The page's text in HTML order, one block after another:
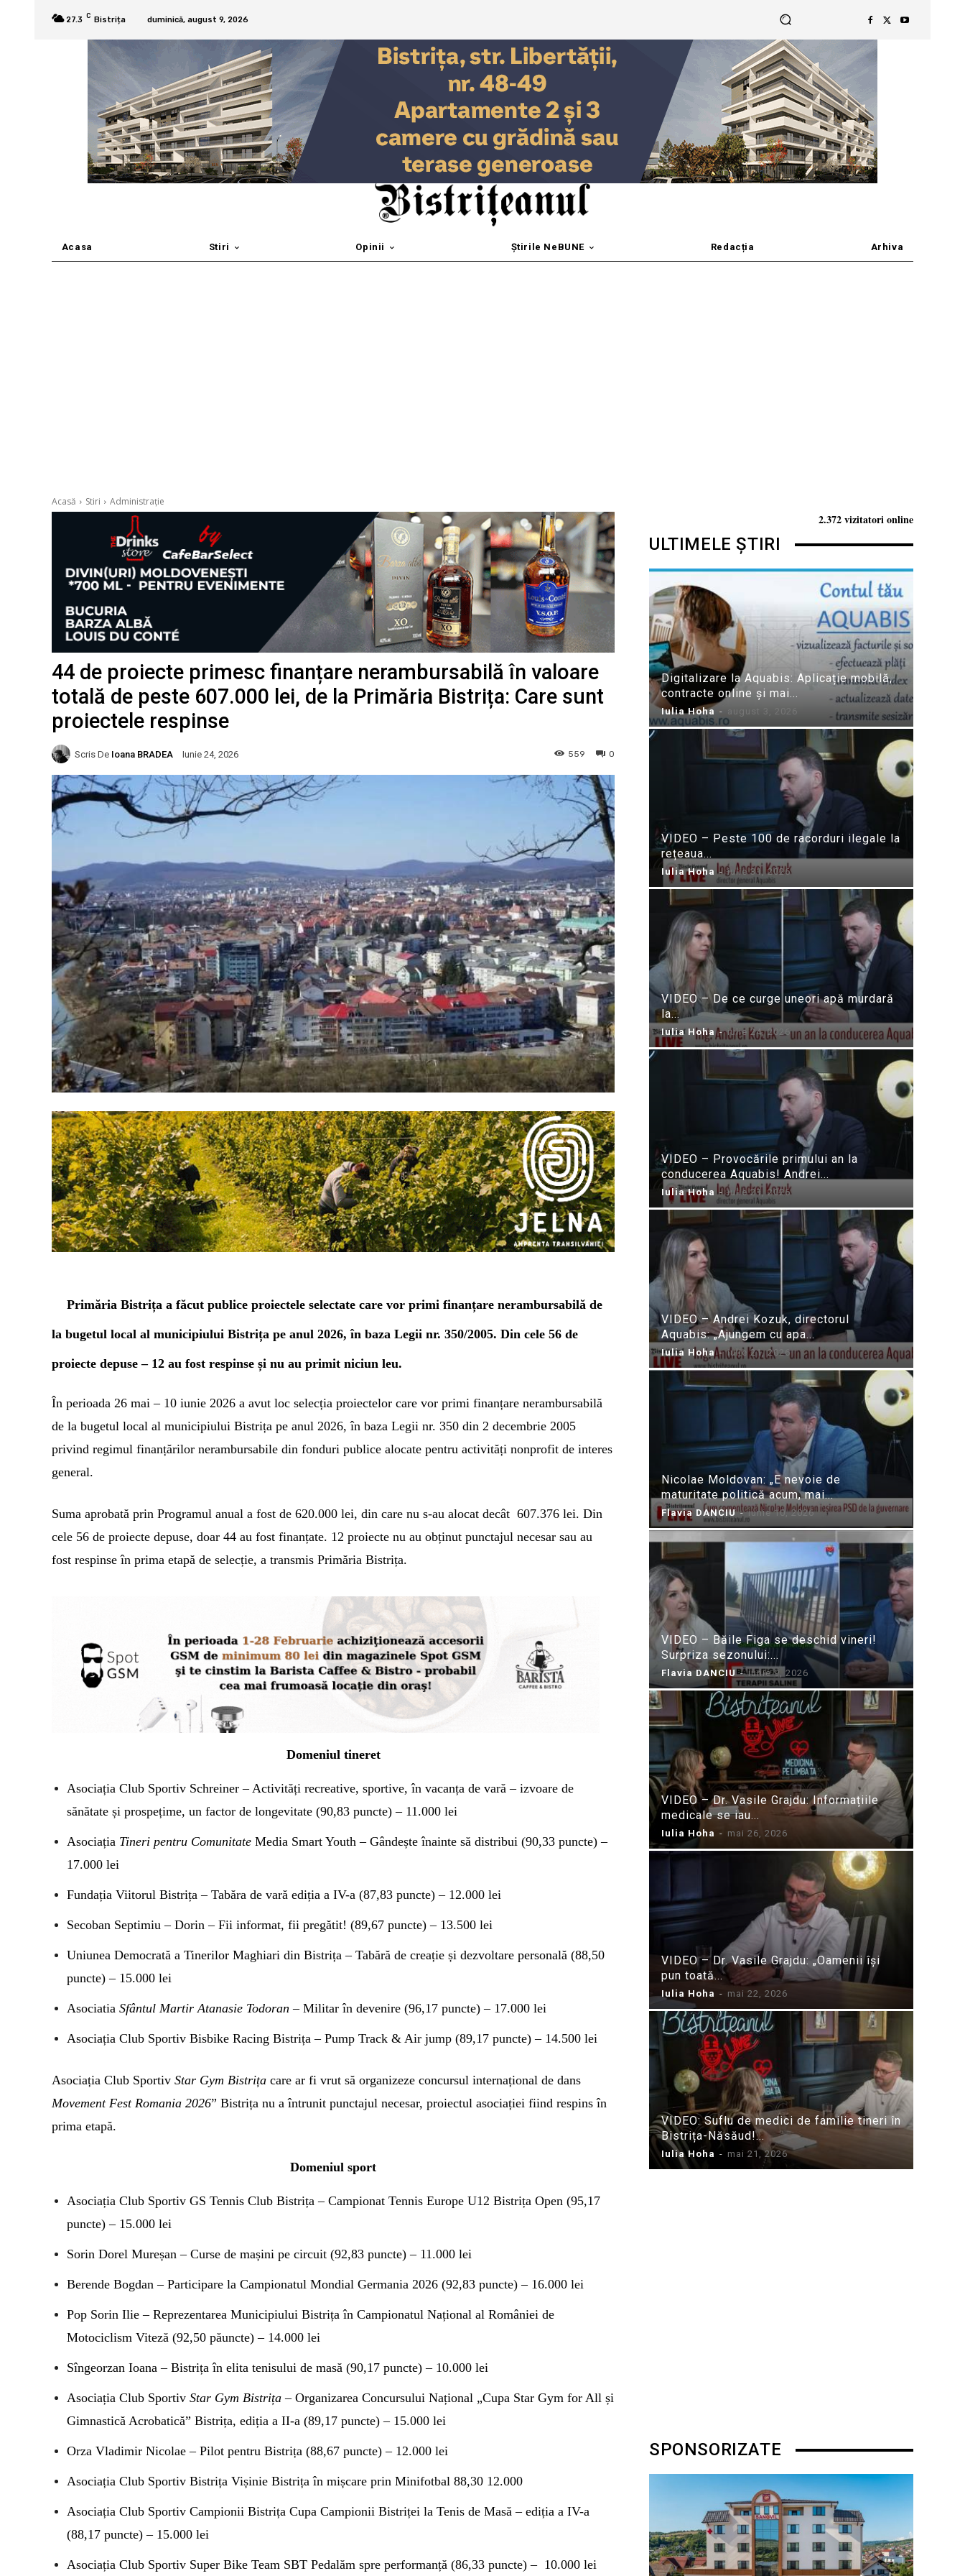
27.3 C Bistrița duminică, august 9, 2026
Acasa Stiri Opinii Știrile NeBUNE Redacția Arhiva
Acasă Stiri Administrație
44 de proiecte primesc finanțare nerambursabilă în valoare
totală de peste 607.000 lei, de la Primăria Bistrița: Care sunt
proiectele respinse
Scris De Ioana BRADEA Iunie 24, 2026 0
559
Primăria Bistrița a făcut publice proiectele selectate care vor primi finanțare nerambursabilă de
la bugetul local al municipiului Bistrița pe anul 2026, în baza Legii nr. 350/2005. Din cele 56 de
proiecte depuse – 12 au fost respinse și nu au primit niciun leu.
În perioada 26 mai – 10 iunie 2026 a avut loc selecția proiectelor care vor primi finanțare nerambursabilă
de la bugetul local al municipiului Bistrița pe anul 2026, în baza Legii nr. 350 din 2 decembrie 2005
privind regimul finanțărilor nerambursabile din fonduri publice alocate pentru activități nonprofit de interes
general.
Suma aprobată prin Programul anual a fost de 620.000 lei, din care nu s-au alocat decât 607.376 lei. Din
cele 56 de proiecte depuse, doar 44 au fost finanțate. 12 proiecte nu au obținut punctajul necesar sau au
fost respinse în prima etapă de selecție, a transmis Primăria Bistrița.
Domeniul tineret
Asociația Club Sportiv Schreiner – Activități recreative, sportive, în vacanța de vară – izvoare de
sănătate și prospețime, un factor de longevitate (90,83 puncte) – 11.000 lei
Asociația Tineri pentru Comunitate Media Smart Youth – Gândește înainte să distribui (90,33 puncte) –
17.000 lei
Fundația Viitorul Bistrița – Tabăra de vară ediția a IV-a (87,83 puncte) – 12.000 lei
Secoban Septimiu – Dorin – Fii informat, fii pregătit! (89,67 puncte) – 13.500 lei
Uniunea Democrată a Tinerilor Maghiari din Bistrița – Tabără de creație și dezvoltare personală (88,50
puncte) – 15.000 lei
Asociatia Sfântul Martir Atanasie Todoran – Militar în devenire (96,17 puncte) – 17.000 lei
Asociația Club Sportiv Bisbike Racing Bistrița – Pump Track & Air jump (89,17 puncte) – 14.500 lei
Asociația Club Sportiv Star Gym Bistrița care ar fi vrut să organizeze concursul internațional de dans
Movement Fest Romania 2026” Bistrița nu a întrunit punctajul necesar, proiectul asociației fiind respins în
prima etapă.
Domeniul sport
Asociația Club Sportiv GS Tennis Club Bistrița – Campionat Tennis Europe U12 Bistrița Open (95,17
puncte) – 15.000 lei
Sorin Dorel Mureșan – Curse de mașini pe circuit (92,83 puncte) – 11.000 lei
Berende Bogdan – Participare la Campionatul Mondial Germania 2026 (92,83 puncte) – 16.000 lei
Pop Sorin Ilie – Reprezentarea Municipiului Bistrița în Campionatul Național al României de
Motociclism Viteză (92,50 păuncte) – 14.000 lei
Sîngeorzan Ioana – Bistrița în elita tenisului de masă (90,17 puncte) – 10.000 lei
Asociația Club Sportiv Star Gym Bistrița – Organizarea Concursului Național „Cupa Star Gym for All și
Gimnastică Acrobatică” Bistrița, ediția a II-a (89,17 puncte) – 15.000 lei
Orza Vladimir Nicolae – Pilot pentru Bistrița (88,67 puncte) – 12.000 lei
Asociația Club Sportiv Bistrița Vișinie Bistrița în mișcare prin Minifotbal 88,30 12.000
Asociația Club Sportiv Campionii Bistrița Cupa Campionii Bistriței la Tenis de Masă – ediția a IV-a
(88,17 puncte) – 15.000 lei
Asociația Club Sportiv Super Bike Team SBT Pedalăm spre performanță (86,33 puncte) – 10.000 lei
2.372 vizitatori online
ULTIMELE ȘTIRI
Digitalizare la Aquabis: Aplicație mobilă,
contracte online și mai...
Iulia Hoha - august 3, 2026
VIDEO – Peste 100 de racorduri ilegale la
rețeaua...
Iulia Hoha - iulie 31, 2026
VIDEO – De ce curge uneori apă murdară
la...
Iulia Hoha - iulie 24, 2026
VIDEO – Provocările primului an la
conducerea Aquabis! Andrei...
Iulia Hoha - iulie 21, 2026
VIDEO – Andrei Kozuk, directorul
Aquabis: „Ajungem cu apa...
Iulia Hoha - iulie 21, 2026
Nicolae Moldovan: „E nevoie de
maturitate politică acum, mai...
Flavia DANCIU - iunie 10, 2026
VIDEO – Băile Figa se deschid vineri!
Surpriza sezonului:...
Flavia DANCIU - iunie 9, 2026
VIDEO – Dr. Vasile Grajdu: Informațiile
medicale se iau...
Iulia Hoha - mai 26, 2026
VIDEO – Dr. Vasile Grajdu: „Oamenii își
pun toată...
Iulia Hoha - mai 22, 2026
VIDEO: Suflu de medici de familie tineri în
Bistrița-Năsăud!...
Iulia Hoha - mai 21, 2026
SPONSORIZATE